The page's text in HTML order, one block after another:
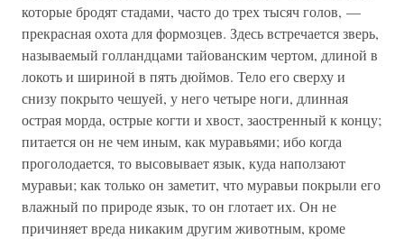
которые бродят стадами, часто до трех тысяч голов, —
прекрасная охота для формозцев. Здесь встречается зверь,
называемый голландцами тайованским чертом, длиной в
локоть и шириной в пять дюймов. Тело его сверху и
снизу покрыто чешуей, у него четыре ноги, длинная
острая морда, острые когти и хвост, заостренный к концу;
питается он не чем иным, как муравьями; ибо когда
проголодается, то высовывает язык, куда наползают
муравьи; как только он заметит, что муравьи покрыли его
влажный по природе язык, то он глотает их. Он не
причиняет вреда никаким другим животным, кроме